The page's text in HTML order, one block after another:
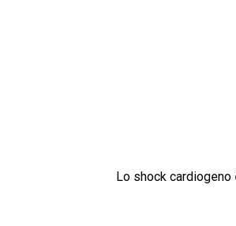
Lo shock cardiogeno